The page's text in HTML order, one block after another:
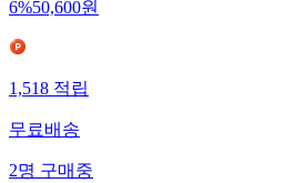
6%50,600원
1,518적립
무료배송
2명구매중